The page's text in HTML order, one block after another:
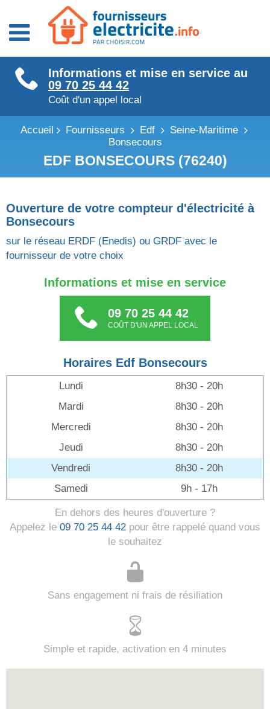
Fournisseurs énergie
Fournisseurs électricité
Fournisseurs gaz
Informations et mise en service au
09 70 25 44 42
Coût d'un appel local
Accueil Fournisseurs Edf
Seine-Maritime
Bonsecours
EDF BONSECOURS (76240)
Ouverture de votre compteur d'électricité à
Bonsecours
sur le réseau ERDF (Enedis) ou GRDF avec le
fournisseur de votre choix
Informations et mise en service
09 70 25 44 42
COÛT D'UN APPEL LOCAL
Horaires Edf Bonsecours
Lundi
8h30 - 20h
Mardi
8h30 - 20h
Mercredi
8h30 - 20h
Jeudi
8h30 - 20h
Vendredi
8h30 - 20h
Samedi
9h - 17h
En dehors des heures d'ouverture ?
Appelez le 09 70 25 44 42 pour être rappelé quand vous
le souhaitez
Sans engagement ni frais de résiliation
Simple et rapide, activation en 4 minutes